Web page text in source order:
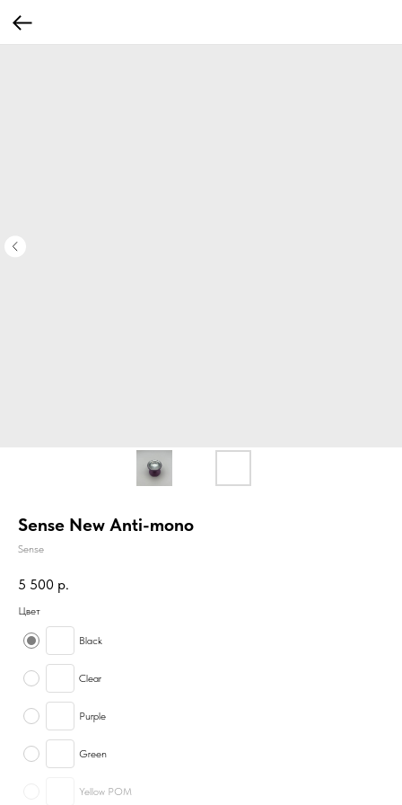
Sense New Anti-mono
Sense
5 500 р.
Цвет
Black
Clear
Purple
Green
Yellow POM